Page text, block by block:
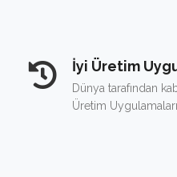
İyi Üretim
Dünya tarafından
Üretim